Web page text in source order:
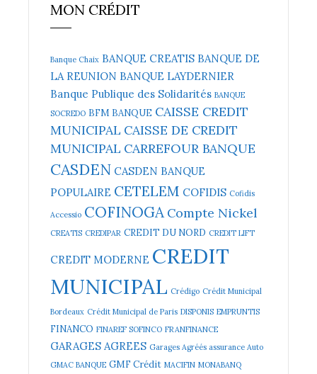
MON CRÉDIT
Banque Chaix BANQUE CREATIS BANQUE DE
LA REUNION BANQUE LAYDERNIER
Banque Publique des Solidarités BANQUE
SOCREDO BFM BANQUE CAISSE CREDIT
MUNICIPAL CAISSE DE CREDIT
MUNICIPAL CARREFOUR BANQUE
CASDEN CASDEN BANQUE
POPULAIRE CETELEM COFIDIS Cofidis
Accessio COFINOGA Compte Nickel
CREATIS CREDIPAR CREDIT DU NORD CREDIT LIFT
CREDIT MODERNE CREDIT
MUNICIPAL Crédigo Crédit Municipal
Bordeaux Crédit Municipal de Paris DISPONIS EMPRUNTIS
FINANCO FINAREF SOFINCO FRANFINANCE
GARAGES AGREES Garages Agréés assurance Auto
GMAC BANQUE GMF Crédit MACIFIN MONABANQ